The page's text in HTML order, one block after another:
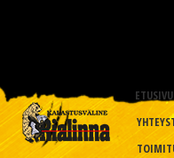
ETUSIVU